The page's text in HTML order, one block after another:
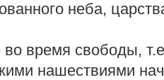
неба,
время свободы,
нашествиями